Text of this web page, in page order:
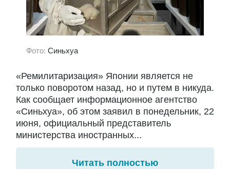
Фото: Синьхуа
«Ремилитаризация» Японии является не
только поворотом назад, но и путем в никуда.
Как сообщает информационное агентство
«Синьхуа», об этом заявил в понедельник, 22
июня, официальный представитель
министерства иностранных...
Читать полностью